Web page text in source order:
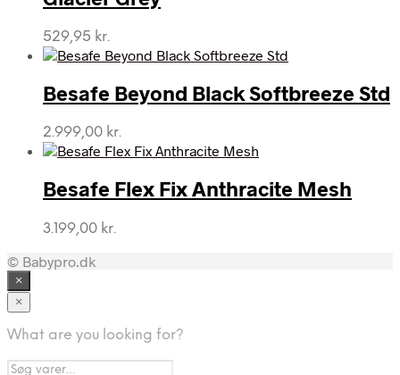
529,95 kr.
Besafe Beyond Black Softbreeze Std
2.999,00 kr.
Besafe Flex Fix Anthracite Mesh
3.199,00 kr.
© Babypro.dk
×
×
What are you looking for?